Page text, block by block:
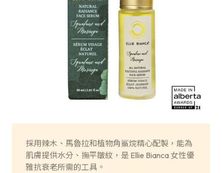
採用辣木、馬魯拉和植物角鯊烷精心配製，能為
肌膚提供水分、撫平皺紋，是 Ellie Bianca 女性優
雅抗衰老所需的工具。